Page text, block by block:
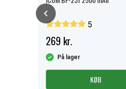
5
269 kr.
På lager
KØB